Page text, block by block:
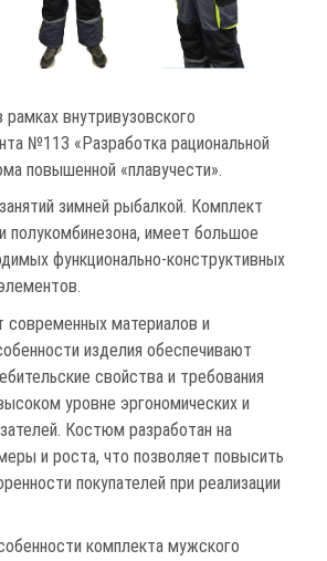
внутривузовского
№113 «Разработка рациональной
повышенной «плавучести».
зимней рыбалкой. Комплект
полукомбинезона, имеет большое
функционально-конструктивных
современных материалов и
изделия обеспечивают
свойства и требования
уровне эргономических и
Костюм разработан на
и роста, что позволяет повысить
покупателей при реализации
комплекта мужского